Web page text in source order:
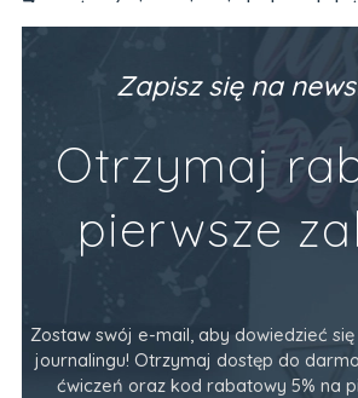
Zeszyt z ćwiczeniami do brush
PODSTAWY (alfabet, codzienne
Zapisz się na
Otrzymaj
pierwsze
Zostaw swój e-mail, aby dowiedzieć
journalingu! Otrzymaj dostęp do
ćwiczeń oraz kod rabatowy 5% na